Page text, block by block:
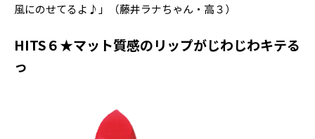
風にのせてるよ♪」（藤井ラナちゃん・高３）
HITS６★マット質感のリップがじわじわキテる
っ